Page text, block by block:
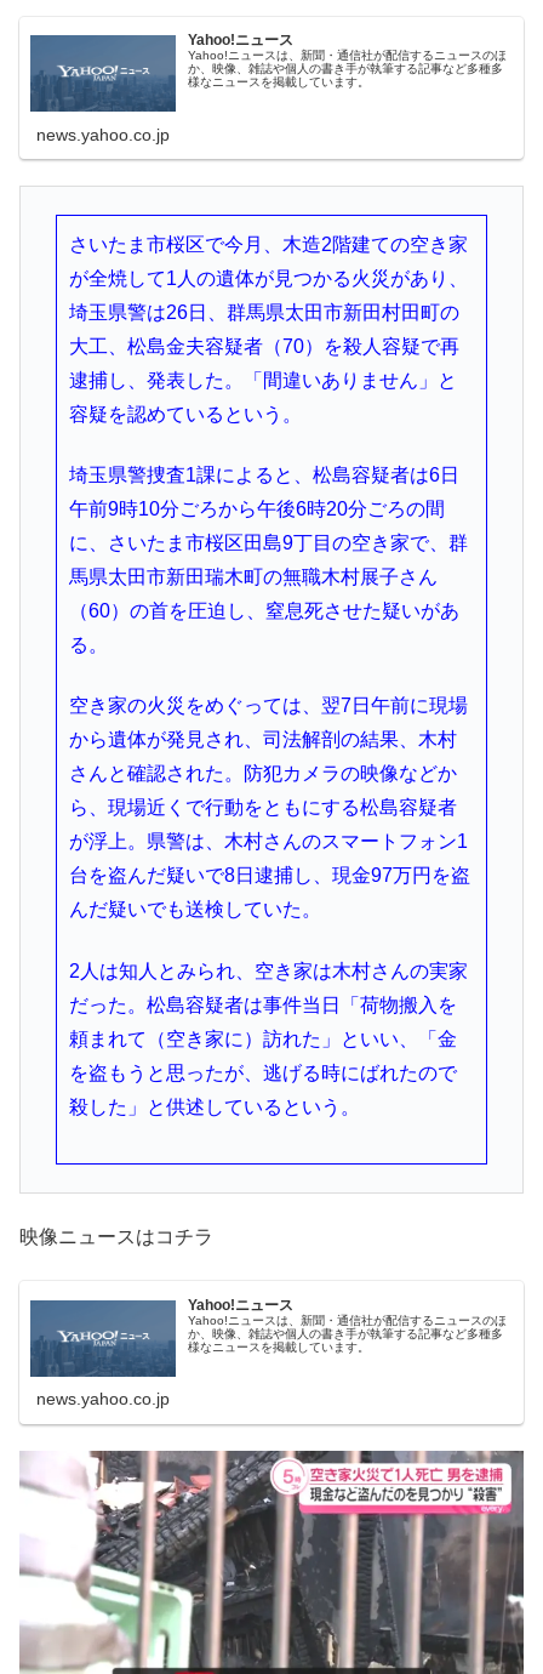
Yahoo!ニュース
Yahoo!ニュースは、新聞・通信社が配信するニュースのほ
か、映像、雑誌や個人の書き手が執筆する記事など多種多
様なニュースを掲載しています。
news.yahoo.co.jp
さいたま市桜区で今月、木造2階建ての空き家
が全焼して1人の遺体が見つかる火災があり、
埼玉県警は26日、群馬県太田市新田村田町の
大工、松島金夫容疑者（70）を殺人容疑で再
逮捕し、発表した。「間違いありません」と
容疑を認めているという。
埼玉県警捜査1課によると、松島容疑者は6日
午前9時10分ごろから午後6時20分ごろの間
に、さいたま市桜区田島9丁目の空き家で、群
馬県太田市新田瑞木町の無職木村展子さん
（60）の首を圧迫し、窒息死させた疑いがあ
る。
空き家の火災をめぐっては、翌7日午前に現場
から遺体が発見され、司法解剖の結果、木村
さんと確認された。防犯カメラの映像などか
ら、現場近くで行動をともにする松島容疑者
が浮上。県警は、木村さんのスマートフォン1
台を盗んだ疑いで8日逮捕し、現金97万円を盗
んだ疑いでも送検していた。
2人は知人とみられ、空き家は木村さんの実家
だった。松島容疑者は事件当日「荷物搬入を
頼まれて（空き家に）訪れた」といい、「金
を盗もうと思ったが、逃げる時にばれたので
殺した」と供述しているという。
映像ニュースはコチラ
Yahoo!ニュース
Yahoo!ニュースは、新聞・通信社が配信するニュースのほ
か、映像、雑誌や個人の書き手が執筆する記事など多種多
様なニュースを掲載しています。
news.yahoo.co.jp